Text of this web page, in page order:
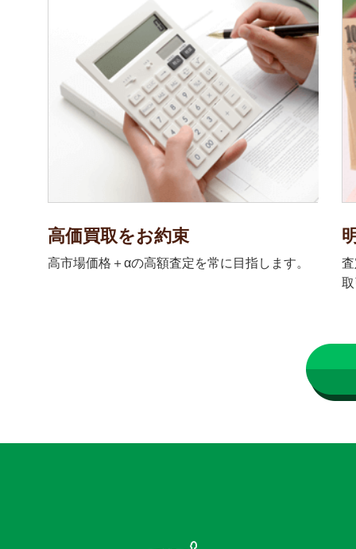
高価買取をお約束
高市場価格＋αの高額査定を常に目指します。